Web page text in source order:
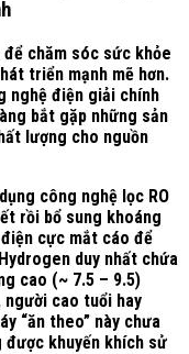
để chăm sóc sức khỏe
triển mạnh mẽ hơn.
nghệ điện giải chính
bắt gặp những sản
lượng cho nguồn
công nghệ lọc RO
rồi bổ sung khoáng
cực mắt cáo để
duy nhất chứa
cao (~ 7.5 – 9.5)
cao tuổi hay
“ăn theo” này chưa
khuyến khích sử